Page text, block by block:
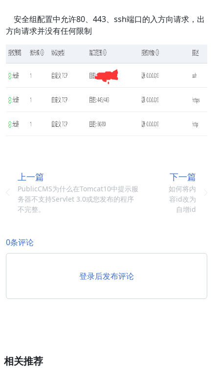
安全组配置中允许80、443、ssh端口的入方向请求，出
方向请求并没有任何限制
上一篇
PublicCMS为什么在Tomcat10中提示服
务器不支持Servlet 3.0或您发布的程序
不完整。
下一篇
如何将内
容id改为
自增id
0条评论
登录后发布评论
相关推荐